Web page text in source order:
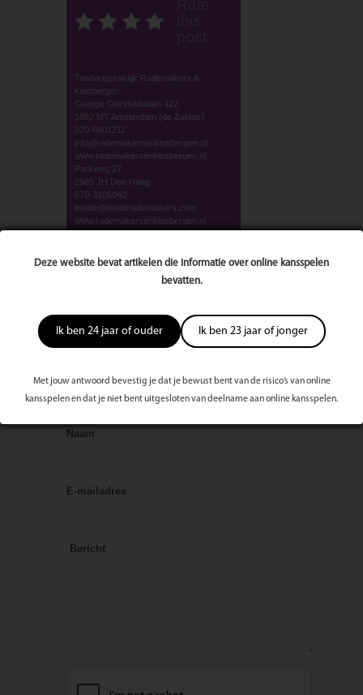
Deze website bevat artikelen die informatie over online kansspelen
bevatten.
Ik ben 24 jaar of ouder Ik ben 23 jaar of jonger
Met jouw antwoord bevestig je dat je bewust bent van de risico’s van online
kansspelen en dat je niet bent uitgesloten van deelname aan online kansspelen.
Tandartspraktijk Rademakers &
Kinsbergen
George Gershwinlaan 422
1082 MT Amsterdam (de Zuidas)
020-6401211
info@rademakersenkinsbergen.nl
www.rademakersenkinsbergen.nl
Parkweg 27
2585 JH Den Haag
070-3105040
lisette@lisetterademakers.com
www.rademakersenkinsbergen.nl
Bekijk volledige publicatie/editie
Waardeer dit artikel:
post
Reageer op dit artikel
Naam
E-mailadres
Bericht